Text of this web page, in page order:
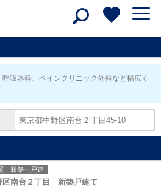
吸器科、ペインクリニック外科など幅広く
東京都中野区南台２丁目45-10
｜新築一戸建
区南台２丁目 新築戸建て